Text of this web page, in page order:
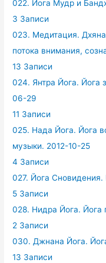
022. Йога Мудр и
3 Записи
023. Медитация.
потока внимания,
13 Записи
024. Янтра Йога. Йога
06-29
11 Записи
025. Нада Йога. Йога
музыки. 2012-10-25
4 Записи
027. Йога Сновидения.
5 Записи
028. Нидра Йога. Йога
2 Записи
030. Джнана Йога.
13 Записи